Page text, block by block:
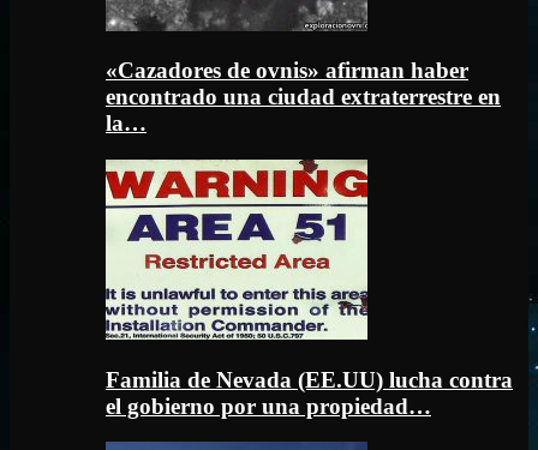
«Cazadores de ovnis» afirman haber
encontrado una ciudad extraterrestre en
la…
Familia de Nevada (EE.UU) lucha contra
el gobierno por una propiedad…